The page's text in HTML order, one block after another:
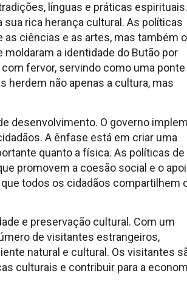
línguas e práticas
rica herança cultural. As políticas
ciências e as artes, mas também
a identidade do Butão por
fervor, servindo como uma ponte
herdem não apenas a cultura, mas
desenvolvimento. O governo
A ênfase está em criar uma
quanto a física. As políticas
promovem a coesão social e o
todos os cidadãos compartilhem
e preservação cultural. Com um
de visitantes estrangeiros,
natural e cultural. Os visitantes
culturais e contribuir para a